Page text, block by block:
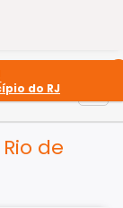
do RJ
de